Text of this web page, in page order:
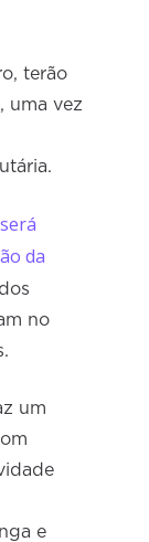
terão
uma vez
da
no
um
e